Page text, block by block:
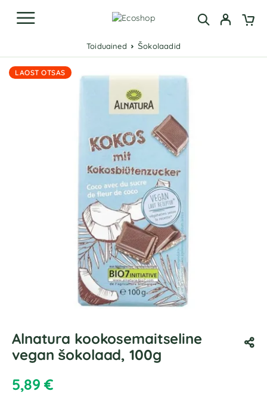
Toiduained Šokolaadid
LAOST OTSAS
Alnatura kookosemaitseline
vegan šokolaad, 100g
5,89€